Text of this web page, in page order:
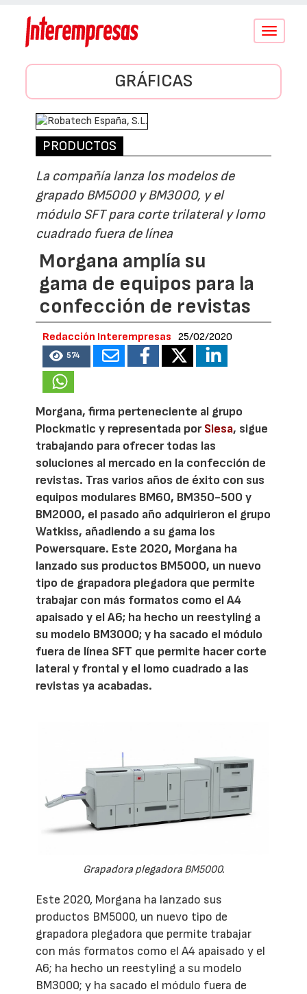
Conmutar
GRÁFICAS
PRODUCTOS
La compañía lanza los modelos de
grapado BM5000 y BM3000, y el
módulo SFT para corte trilateral y lomo
cuadrado fuera de línea
Morgana amplía su
gama de equipos para la
confección de revistas
Redacción Interempresas 25/02/2020
574
Morgana, firma perteneciente al grupo
Plockmatic y representada porSiesa, sigue
trabajando para ofrecer todas las
soluciones al mercado en la confección de
revistas. Tras varios años de éxito con sus
equipos modulares BM60, BM350-500 y
BM2000, el pasado año adquirieron el grupo
Watkiss, añadiendo a su gama los
Powersquare. Este 2020, Morgana ha
lanzado sus productos BM5000, un nuevo
tipo de grapadora plegadora que permite
trabajar con más formatos como el A4
apaisado y el A6; ha hecho un reestyling a
su modelo BM3000; y ha sacado el módulo
fuera de línea SFT que permite hacer corte
lateral y frontal y el lomo cuadrado a las
revistas ya acabadas.
Grapadora plegadora BM5000.
Este 2020, Morgana ha lanzado sus
productos BM5000, un nuevo tipo de
grapadora plegadora que permite trabajar
con más formatos como el A4 apaisado y el
A6; ha hecho un reestyling a su modelo
BM3000; y ha sacado el módulo fuera de